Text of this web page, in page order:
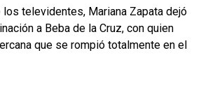
televidentes, Mariana Zapata dejó
a Beba de la Cruz, con quien
que se rompió totalmente en el